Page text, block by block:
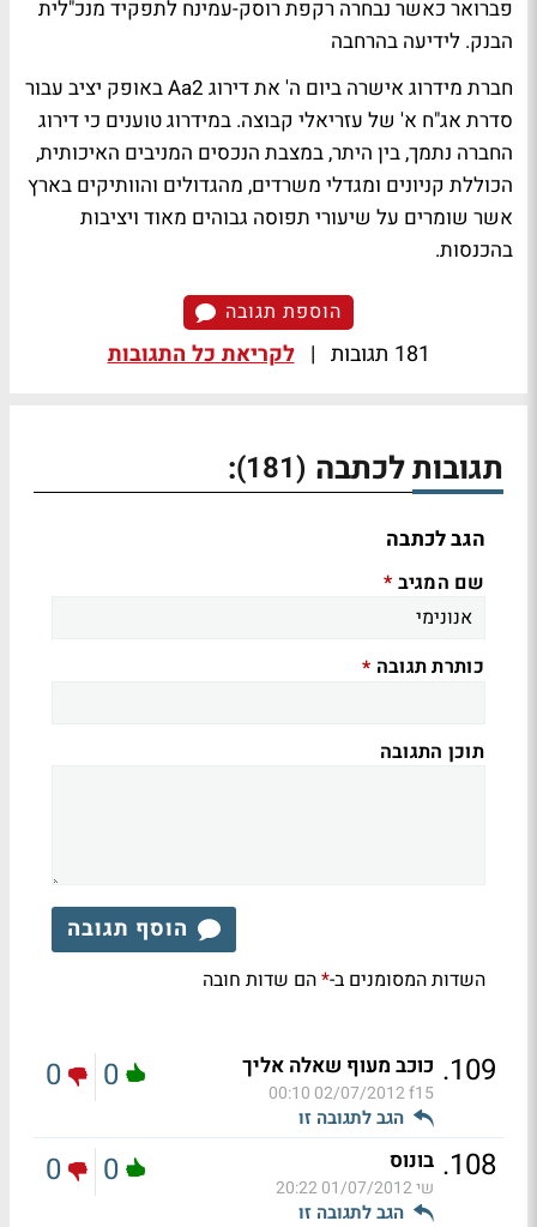
פברואר כאשר נבחרה רקפת רוסק-עמינח לתפקיד מנכ"לית
הבנק. לידיעה בהרחבה
חברת מידרוג אישרה ביום ה' את דירוג Aa2 באופק יציב עבור
סדרת אג"ח א' של עזריאלי קבוצה. במידרוג טוענים כי דירוג
החברה נתמך, בין היתר, במצבת הנכסים המניבים האיכותית,
הכוללת קניונים ומגדלי משרדים, מהגדולים והוותיקים בארץ
אשר שומרים על שיעורי תפוסה גבוהים מאוד ויציבות
בהכנסות.
הוספת תגובה
181 תגובות | לקריאת כל התגובות
תגובות לכתבה (181)
:
הגב לכתבה
שם המגיב *
כותרת תגובה *
תוכן התגובה
הוסף תגובה
השדות המסומנים ב-*הם שדות חובה
109
. כוכב מעוף שאלה אליך
f15
02/07/2012 00:10
הגב לתגובה זו
0
0
108
. בונוס
שי01/07/2012 20:22
הגב לתגובה זו
0
0